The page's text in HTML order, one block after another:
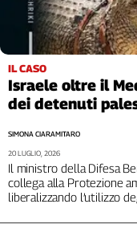
IL CASO
Israele oltre il
dei detenuti
Il ministro della Difesa
collega alla Protezione
liberalizzando l’utilizzo
SIMONA CIARAMITARO
20 LUGLIO, 2026